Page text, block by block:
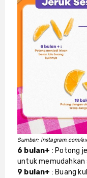
Sumber: instagram.com/
6 bulan+ : Potong
untuk memudahkan
9 bulan+ : Buang